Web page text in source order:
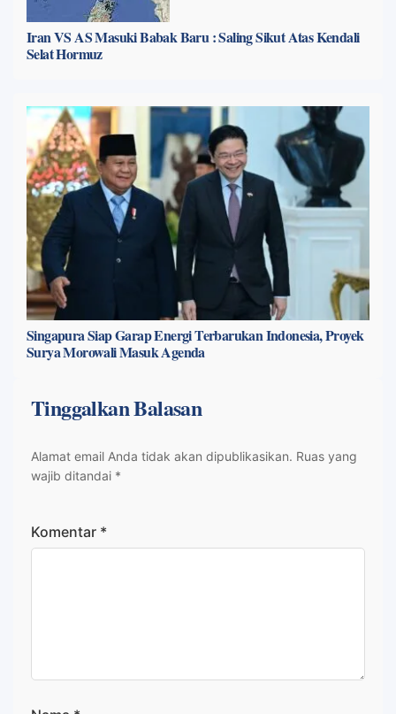
Iran VS AS Masuki Babak Baru : Saling Sikut Atas Kendali
Selat Hormuz
Singapura Siap Garap Energi Terbarukan Indonesia, Proyek
Surya Morowali Masuk Agenda
Tinggalkan Balasan
Alamat email Anda tidak akan dipublikasikan. Ruas yang
wajib ditandai *
Komentar *